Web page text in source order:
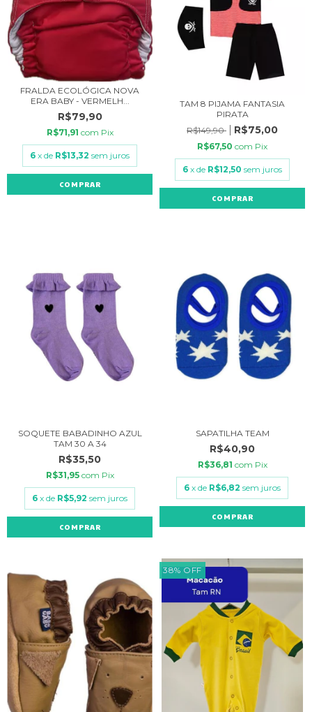
FRALDA ECOLÓGICA NOVA
ERA BABY - VERMELH...
R$79,90
R$71,91 com Pix
6 x de R$13,32 sem juros
TAM 8 PIJAMA FANTASIA
PIRATA
R$149,90
R$75,00
R$67,50 com Pix
6 x de R$12,50 sem juros
COMPRAR
SOQUETE BABADINHO AZUL
TAM 30 A 34
R$35,50
R$31,95 com Pix
6 x de R$5,92 sem juros
COMPRAR
SAPATILHA TEAM
R$40,90
R$36,81 com Pix
6 x de R$6,82 sem juros
COMPRAR
38% OFF